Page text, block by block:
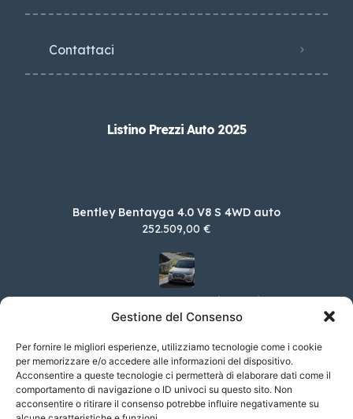
Gestione del Consenso
Per fornire le migliori esperienze, utilizziamo tecnologie come i cookie
per memorizzare e/o accedere alle informazioni del dispositivo.
Acconsentire a queste tecnologie ci permetterà di elaborare dati come il
comportamento di navigazione o ID univoci su questo sito. Non
acconsentire o ritirare il consenso potrebbe influire negativamente su
Contattaci
Listino Prezzi Auto 2025
Bentley Bentayga 4.0 V8 S 4WD auto
252.509,00 €
DS DS 3 PureTech 100 Bastille Business
28.150,00 €
Skoda Enyaq iV 85x Plus 4×4
63.250,00 €